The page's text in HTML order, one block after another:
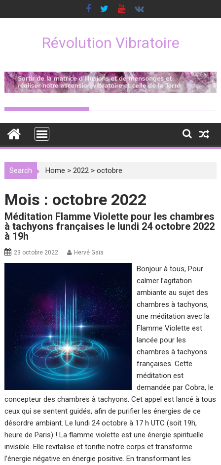
to
Révolution Vibratoire
Search Home >2022 >octobre
Mois : octobre 2022
Méditation Flamme Violette pour les chambres
à tachyons françaises le lundi 24 octobre 2022
à 19h
23 octobre 2022 Hervé Gaïa
Bonjour à tous, Pour
calmer l’agitation
ambiante au sujet des
chambres à tachyons,
une méditation avec la
Flamme Violette est
lancée pour les
chambres à tachyons
françaises. Cette
méditation est
demandée par Cobra, le
concepteur des chambres à tachyons. Cet appel est lancé à tous
ceux qui se sentent guidés, afin de purifier les énergies de ce
désordre ambiant. Le lundi 24 octobre à 17 h UTC (soit 19h,
heure de Paris) ! La flamme violette est une énergie spirituelle
invisible. Elle revitalise et tonifie notre corps et transforme
l’énergie négative en énergie positive. En transformant les